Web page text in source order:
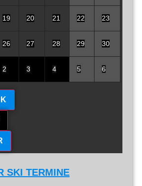
19 20 21 22 23
26 27 28 29 30
2 3 4 5 6
SKI TERMINE